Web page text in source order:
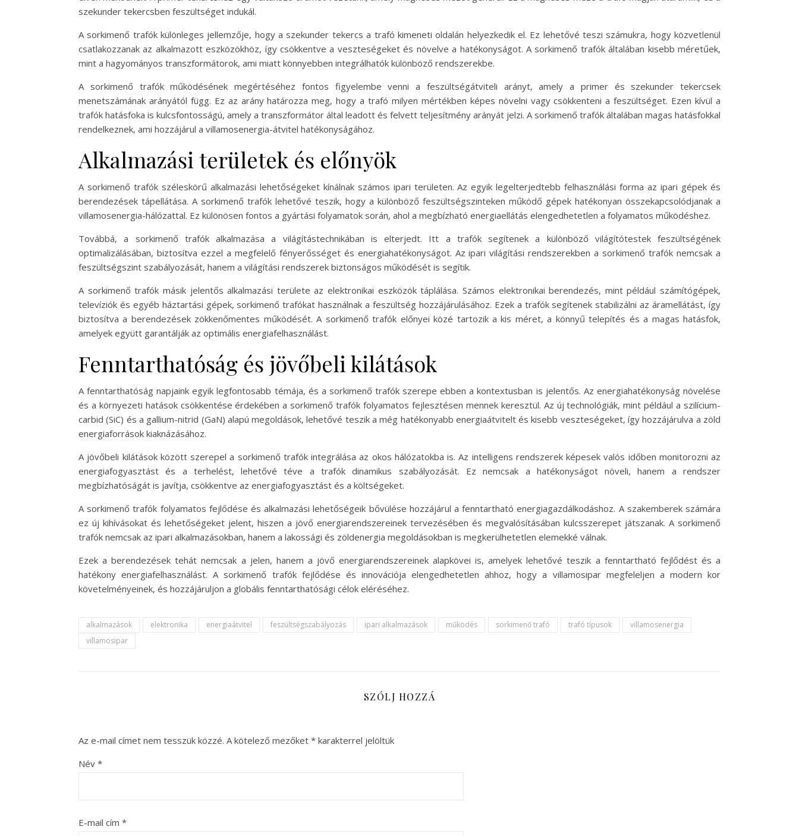
szekunder tekercsben feszültséget indukál.
A sorkimenő trafók különleges jellemzője, hogy a szekunder tekercs a trafó kimeneti oldalán helyezkedik el. Ez lehetővé teszi számukra, hogy közvetlenül
csatlakozzanak az alkalmazott eszközökhöz, így csökkentve a veszteségeket és növelve a hatékonyságot. A sorkimenő trafók általában kisebb méretűek,
mint a hagyományos transzformátorok, ami miatt könnyebben integrálhatók különböző rendszerekbe.
A sorkimenő trafók működésének megértéséhez fontos figyelembe venni a feszültségátviteli arányt, amely a primer és szekunder tekercsek
menetszámának arányától függ. Ez az arány határozza meg, hogy a trafó milyen mértékben képes növelni vagy csökkenteni a feszültséget. Ezen kívül a
trafók hatásfoka is kulcsfontosságú, amely a transzformátor által leadott és felvett teljesítmény arányát jelzi. A sorkimenő trafók általában magas hatásfokkal
rendelkeznek, ami hozzájárul a villamosenergia-átvitel hatékonyságához.
Alkalmazási területek és előnyök
A sorkimenő trafók széleskörű alkalmazási lehetőségeket kínálnak számos ipari területen. Az egyik legelterjedtebb felhasználási forma az ipari gépek és
berendezések tápellátása. A sorkimenő trafók lehetővé teszik, hogy a különböző feszültségszinteken működő gépek hatékonyan összekapcsolódjanak a
villamosenergia-hálózattal. Ez különösen fontos a gyártási folyamatok során, ahol a megbízható energiaellátás elengedhetetlen a folyamatos működéshez.
Továbbá, a sorkimenő trafók alkalmazása a világítástechnikában is elterjedt. Itt a trafók segítenek a különböző világítótestek feszültségének
optimalizálásában, biztosítva ezzel a megfelelő fényerősséget és energiahatékonyságot. Az ipari világítási rendszerekben a sorkimenő trafók nemcsak a
feszültségszint szabályozását, hanem a világítási rendszerek biztonságos működését is segítik.
A sorkimenő trafók másik jelentős alkalmazási területe az elektronikai eszközök táplálása. Számos elektronikai berendezés, mint például számítógépek,
televíziók és egyéb háztartási gépek, sorkimenő trafókat használnak a feszültség hozzájárulásához. Ezek a trafók segítenek stabilizálni az áramellátást, így
biztosítva a berendezések zökkenőmentes működését. A sorkimenő trafók előnyei közé tartozik a kis méret, a könnyű telepítés és a magas hatásfok,
amelyek együtt garantálják az optimális energiafelhasználást.
Fenntarthatóság és jövőbeli kilátások
A fenntarthatóság napjaink egyik legfontosabb témája, és a sorkimenő trafók szerepe ebben a kontextusban is jelentős. Az energiahatékonyság növelése
és a környezeti hatások csökkentése érdekében a sorkimenő trafók folyamatos fejlesztésen mennek keresztül. Az új technológiák, mint például a szilícium-
carbid (SiC) és a gallium-nitrid (GaN) alapú megoldások, lehetővé teszik a még hatékonyabb energiaátvitelt és kisebb veszteségeket, így hozzájárulva a zöld
energiaforrások kiaknázásához.
A jövőbeli kilátások között szerepel a sorkimenő trafók integrálása az okos hálózatokba is. Az intelligens rendszerek képesek valós időben monitorozni az
energiafogyasztást és a terhelést, lehetővé téve a trafók dinamikus szabályozását. Ez nemcsak a hatékonyságot növeli, hanem a rendszer
megbízhatóságát is javítja, csökkentve az energiafogyasztást és a költségeket.
A sorkimenő trafók folyamatos fejlődése és alkalmazási lehetőségeik bővülése hozzájárul a fenntartható energiagazdálkodáshoz. A szakemberek számára
ez új kihívásokat és lehetőségeket jelent, hiszen a jövő energiarendszereinek tervezésében és megvalósításában kulcsszerepet játszanak. A sorkimenő
trafók nemcsak az ipari alkalmazásokban, hanem a lakossági és zöldenergia megoldásokban is megkerülhetetlen elemekké válnak.
Ezek a berendezések tehát nemcsak a jelen, hanem a jövő energiarendszereinek alapkövei is, amelyek lehetővé teszik a fenntartható fejlődést és a
hatékony energiafelhasználást. A sorkimenő trafók fejlődése és innovációja elengedhetetlen ahhoz, hogy a villamosipar megfeleljen a modern kor
követelményeinek, és hozzájáruljon a globális fenntarthatósági célok eléréséhez.
alkalmazások elektronika energiaátvitel feszültségszabályozás ipari alkalmazások működés sorkimenő trafó trafó típusok
villamosenergia
villamosipar
SZÓLJ HOZZÁ
Az e-mail címet nem tesszük közzé. A kötelező mezőket * karakterrel jelöltük
Név *
E-mail cím *